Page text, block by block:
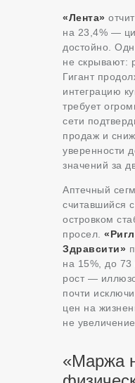
«Лента»
на 23,4% —
достойно.
не скрывают:
Гигант
интеграцию
требует
сети
продаж и
уверенности
значений за
Аптечный
считавшийся
островком
просел.
Здравсити»
на 15%, до
рост —
почти
цен на
не
«Маржа